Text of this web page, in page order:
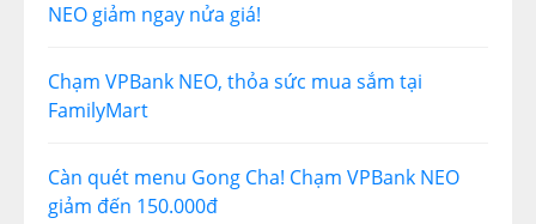
NEO giảm ngay nửa giá!
Chạm VPBank NEO, thỏa sức mua sắm tại
FamilyMart
Càn quét menu Gong Cha! Chạm VPBank NEO
giảm đến 150.000đ